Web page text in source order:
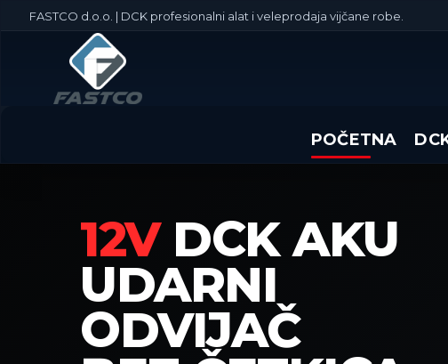
FASTCO d.o.o. | DCK profesionalni alat i veleprodaja vijčane robe.
POČETNA
12V DCK AKU
UDARNI
ODVIJAČ